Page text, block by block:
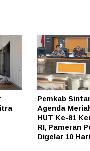
Pemkab
Agenda
HUT Ke-81
RI, Pameran
Digelar 10 Hari